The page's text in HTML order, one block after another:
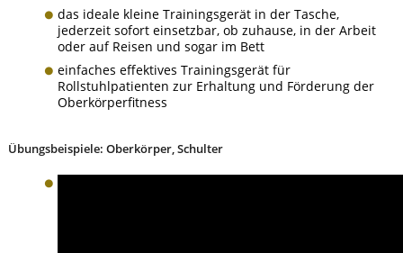
das ideale kleine Trainingsgerät in der Tasche,
jederzeit sofort einsetzbar, ob zuhause, in der Arbeit
oder auf Reisen und sogar im Bett
einfaches effektives Trainingsgerät für
Rollstuhlpatienten zur Erhaltung und Förderung der
Oberkörperfitness
Übungsbeispiele: Oberkörper, Schulter